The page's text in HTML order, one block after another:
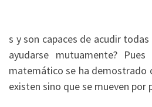
s y son capaces de acudir
ayudarse mutuamente?
matemático se ha demostrado
existen sino que se mueven